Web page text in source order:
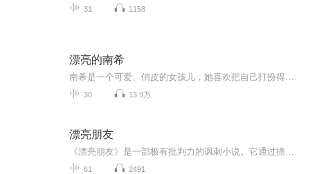
31 1158
漂亮的南希
30 13.9万
漂亮朋友
61 2491